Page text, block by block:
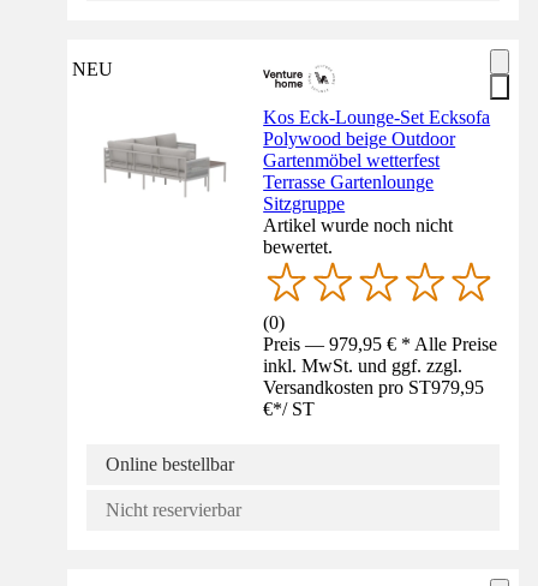
NEU
Kos Eck-Lounge-Set Ecksofa
Polywood beige Outdoor
Gartenmöbel wetterfest
Terrasse Gartenlounge
Sitzgruppe
Artikel wurde noch nicht
bewertet.
(0)
Preis — 979,95 € * Alle Preise
inkl. MwSt. und ggf. zzgl.
Versandkosten pro ST979,95
€*/ ST
Online bestellbar
Nicht reservierbar